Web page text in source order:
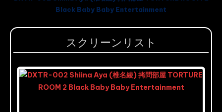
Black Baby Baby Entertainment
スクリーンリスト